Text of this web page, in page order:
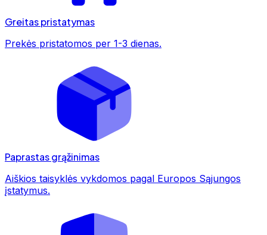
Greitas pristatymas
Prekės pristatomos per 1-3 dienas.
Paprastas grąžinimas
Aiškios taisyklės vykdomos pagal Europos Sąjungos
įstatymus.